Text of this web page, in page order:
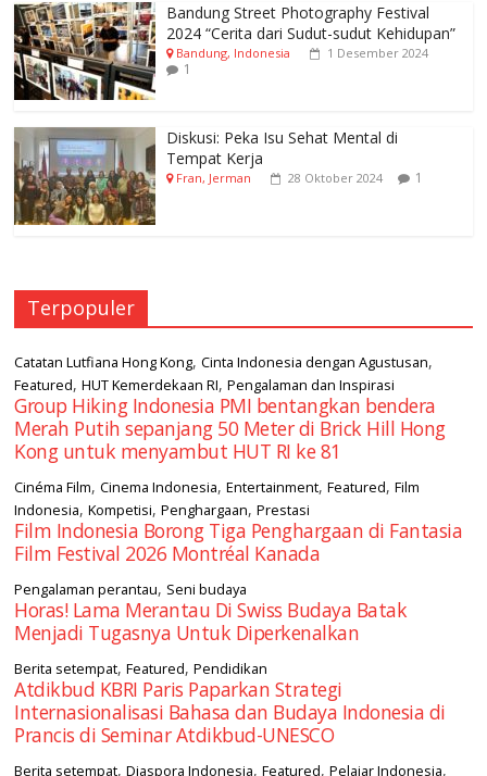
Bandung Street Photography Festival
2024 “Cerita dari Sudut-sudut Kehidupan”
Bandung, Indonesia 1 Desember 2024
1
Diskusi: Peka Isu Sehat Mental di
Tempat Kerja
Fran, Jerman 28 Oktober 2024 1
Terpopuler
Catatan Lutfiana Hong Kong,Cinta Indonesia dengan Agustusan,
Featured,HUT Kemerdekaan RI,Pengalaman dan Inspirasi
Group Hiking Indonesia PMI bentangkan bendera
Merah Putih sepanjang 50 Meter di Brick Hill Hong
Kong untuk menyambut HUT RI ke 81
Cinéma Film,Cinema Indonesia,Entertainment,Featured,Film
Indonesia,Kompetisi,Penghargaan,Prestasi
Film Indonesia Borong Tiga Penghargaan di Fantasia
Film Festival 2026 Montréal Kanada
Pengalaman perantau, Seni budaya
Horas! Lama Merantau Di Swiss Budaya Batak
Menjadi Tugasnya Untuk Diperkenalkan
Berita setempat,Featured,Pendidikan
Atdikbud KBRI Paris Paparkan Strategi
Internasionalisasi Bahasa dan Budaya Indonesia di
Prancis di Seminar Atdikbud-UNESCO
Berita setempat,Diaspora Indonesia,Featured,Pelajar Indonesia,